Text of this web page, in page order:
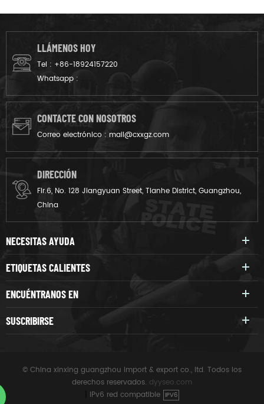
LLÁMENOS HOY
Tel : +86-18924157220
Whatsapp :
CONTACTE CON NOSOTROS
Correo electrónico : mail@cxxgz.com
DIRECCIÓN
Flr.6, No. 128 Jiangyuan Street, Tianhe District, Guangzhou,
China
NECESITAS AYUDA
ETIQUETAS CALIENTES
ENCUÉNTRANOS EN
SUSCRIBIRSE
© China xinxing guangzhou import & export co., ltd. Todos los
derechos reservados. dyyseo.com
IPv6 red compatible IPV6